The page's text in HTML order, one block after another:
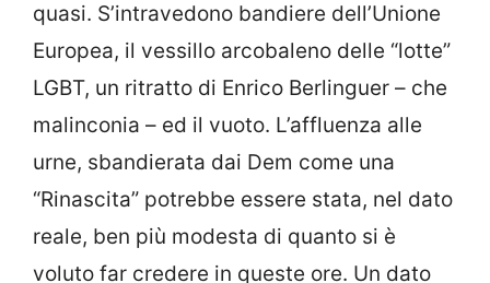
quasi. S’intravedono bandiere dell’Unione
Europea, il vessillo arcobaleno delle “lotte”
LGBT, un ritratto di Enrico Berlinguer – che
malinconia – ed il vuoto. L’affluenza alle
urne, sbandierata dai Dem come una
“Rinascita” potrebbe essere stata, nel dato
reale, ben più modesta di quanto si è
voluto far credere in queste ore. Un dato